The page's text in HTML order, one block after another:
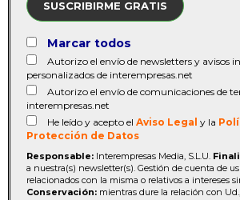
SUSCRIBIRME GRATIS
Marcar todos
Autorizo el envío de newsletters y avisos
personalizados de interempresas.net
Autorizo el envío de comunicaciones de
interempresas.net
He leído y acepto el Aviso Legal y la
Protección de Datos
Responsable: Interempresas Media, S.L.U.
a nuestra(s) newsletter(s). Gestión de cuenta de
relacionados con la misma o relativos a intereses
Conservación: mientras dure la relación con